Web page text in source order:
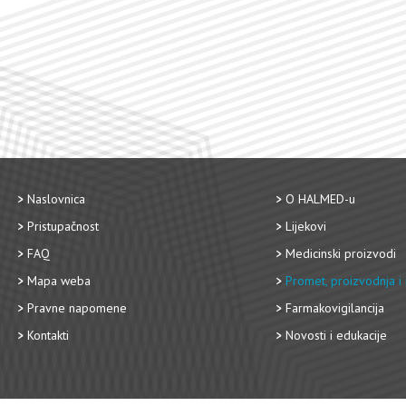
Naslovnica
Pristupačnost
FAQ
Mapa weba
Pravne napomene
Kontakti
O HALMED-u
Lijekovi
Medicinski proizvodi
Promet, proizvodnja i
Farmakovigilancija
Novosti i edukacije